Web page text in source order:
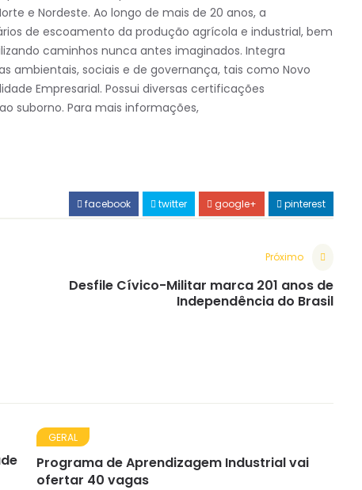
e Nordeste. Ao longo de mais de 20 anos, a
de escoamento da produção agrícola e industrial, bem
caminhos nunca antes imaginados. Integra
ambientais, sociais e de governança, tais como Novo
Empresarial. Possui diversas certificações
suborno. Para mais informações,
facebook twitter google+ pinterest
Próximo
Desfile Cívico-Militar marca 201 anos de
Independência do Brasil
GERAL
Programa de Aprendizagem Industrial vai
ofertar 40 vagas